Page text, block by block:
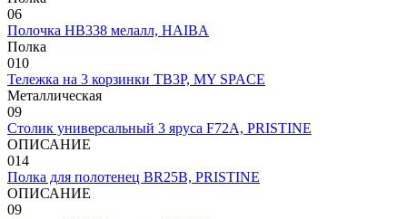
06
Полочка HB338 мелалл, HAIBA
Полка
010
Тележка на 3 корзинки TB3P, MY SPACE
Металлическая
09
Столик универсальный 3 яруса F72A, PRISTINE
ОПИСАНИЕ
014
Полка для полотенец BR25B, PRISTINE
ОПИСАНИЕ
09